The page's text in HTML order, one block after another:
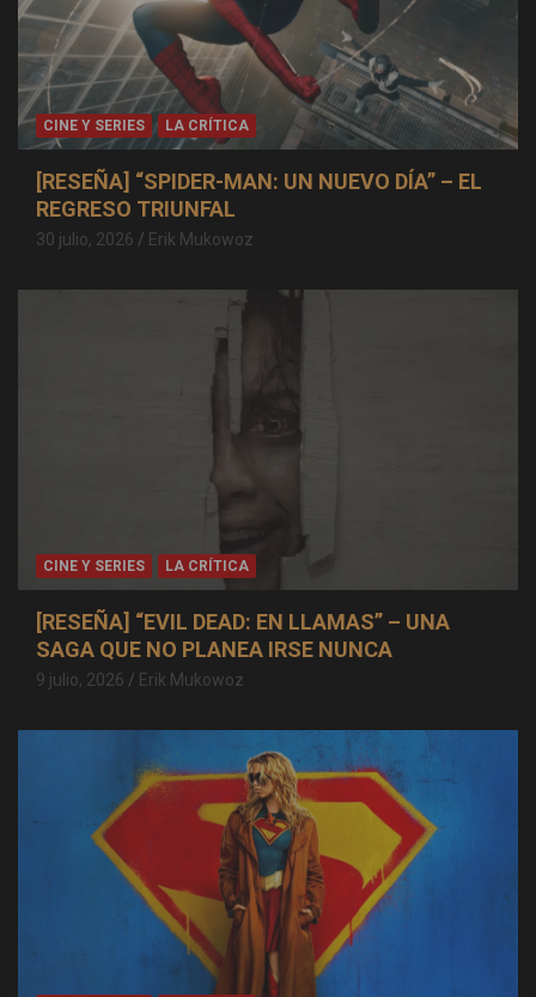
CINE Y SERIES LA CRÍTICA
[RESEÑA] “SPIDER-MAN: UN NUEVO DÍA” – EL
REGRESO TRIUNFAL
30 julio, 2026 Erik Mukowoz
CINE Y SERIES LA CRÍTICA
[RESEÑA] “EVIL DEAD: EN LLAMAS” – UNA
SAGA QUE NO PLANEA IRSE NUNCA
9 julio, 2026 Erik Mukowoz